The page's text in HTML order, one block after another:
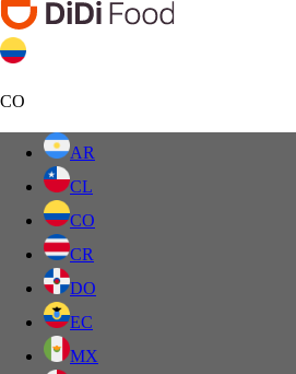
CO
AR
CL
CO
CR
DO
EC
MX